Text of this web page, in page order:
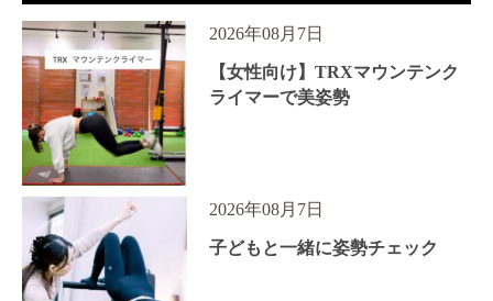
2026年08月7日
【女性向け】TRXマウンテンク
ライマーで美姿勢
2026年08月7日
子どもと一緒に姿勢チェック